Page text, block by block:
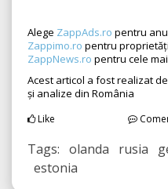
Alege ZappAds.ro pentru
Zappimo.ro pentru
ZappNews.ro pentru cele
Acest articol a fost realizat
și analize din România
Like
Tags: olanda rusia
estonia